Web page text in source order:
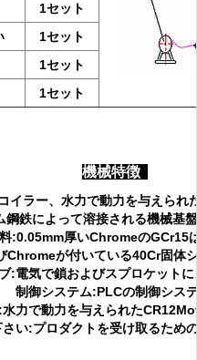
1セット
1セット
1セット
1セット
機械特徴
イラー、水力で動力を与えられ
鉄によって溶接される機械基
:0.05mm厚いChromeのGCr15
Chromeが付いている40Cr固体
:電気で鎖およびスプロケット
制御システム:PLCの制御シス
力で動力を与えられた
い:プロダクトを受け取るため